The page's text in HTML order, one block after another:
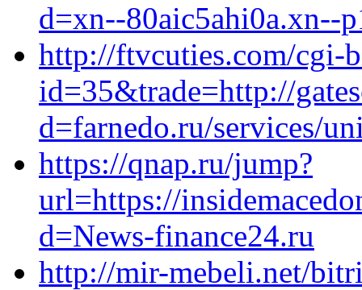
d=xn--80aic5ahi0a.xn--
http://ftvcuties.com/cgi-
id=35&trade=http://
d=farnedo.ru/services/
https://qnap.ru/jump?
url=https://
d=News-finance24.ru
http://mir-mebeli.net/